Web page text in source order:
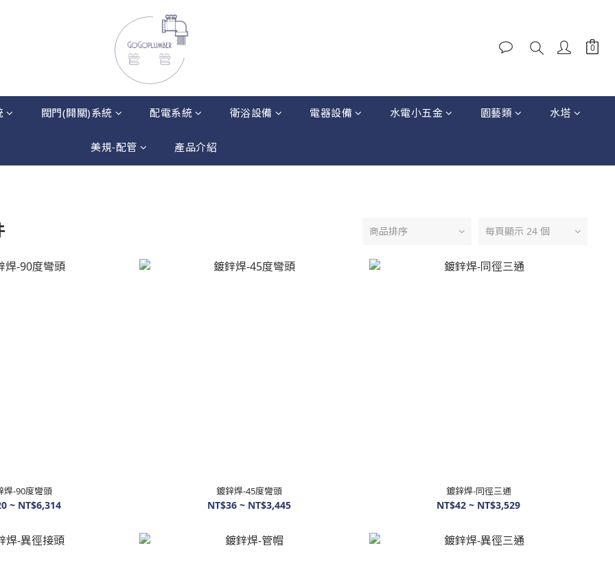
閥門(開關)系統 配電系統 衛浴設備 電器設備 水電小五金 園藝類 水塔
美規-配管 產品介紹
商品排序 每頁顯示 24 個
焊-90度彎頭
~ NT$6,314
鍍鋅焊-45度彎頭
NT$36 ~ NT$3,445
鍍鋅焊-同徑三通
NT$42 ~ NT$3,529